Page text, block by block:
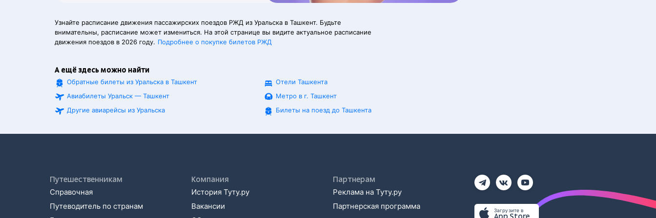
Узнайте расписание движения пассажирских поездов РЖД из Уральска в Ташкент. Будьте
внимательны, расписание может измениться. На этой странице вы видите актуальное расписание
движения поездов в 2026 году. Подробнее о покупке билетов РЖД
А ещё здесь можно найти
Обратные билеты из Уральска в Ташкент
Авиабилеты Уральск — Ташкент
Другие авиарейсы из Уральска
Отели Ташкента
Метро в г. Ташкент
Билеты на поезд до Ташкента
Путешественникам
Справочная
Путеводитель по странам
Компания
История Туту.ру
Вакансии
Партнерам
Реклама на Туту.ру
Партнерская программа
Загрузите в